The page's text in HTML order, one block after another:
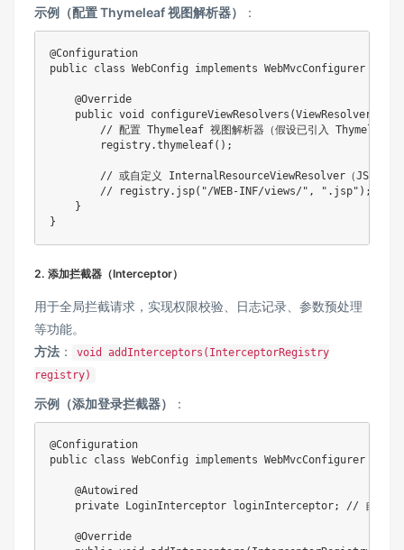
​示例（配置 Thymeleaf 视图解析器）​ ​：
@Configuration
public class WebConfig implements WebMvcConfigurer {
    @Override
public void
// 配置 Thymeleaf 视图解析器（假设已引入 Thymeleaf
        registry.thymeleaf();
// 或自定义 InternalResourceViewResolver（JSP 场景
        // registry.jsp("/WEB-INF/views/", ".jsp");
    }
}
2. ​ ​添加拦截器（Interceptor）​
用于全局拦截请求，实现权限校验、日志记录、参数预处理
等功能。
​方法​ ​：
void addInterceptors(InterceptorRegistry
registry)
​示例（添加登录拦截器）​ ​：
@Configuration
public class WebConfig implements WebMvcConfigurer {
    @Autowired
private LoginInterceptor loginInterceptor; // 自定义
    @Override